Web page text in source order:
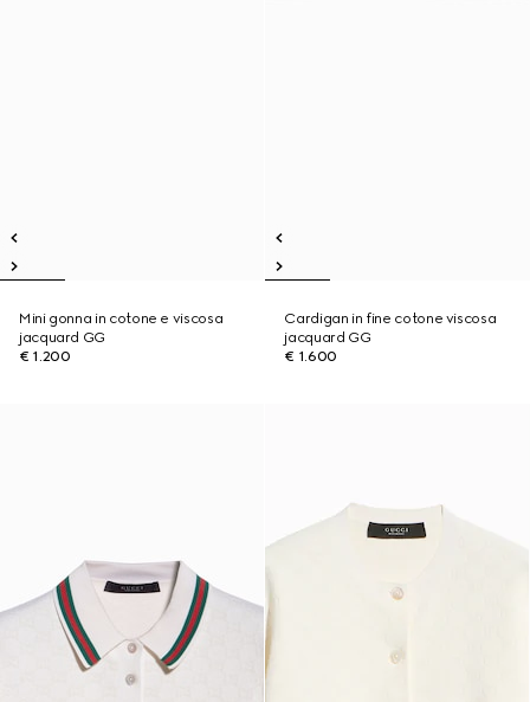
Mini gonna in cotone e viscosa
jacquard GG
€ 1.200
Cardigan in fine cotone viscosa
jacquard GG
€ 1.600